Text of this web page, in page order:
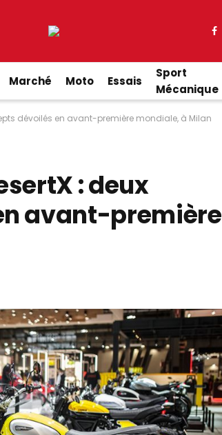
Marché Moto Essais
Sport
Mécanique
dévoilés en avant-première mondiale, à Milan
: deux
avant-première